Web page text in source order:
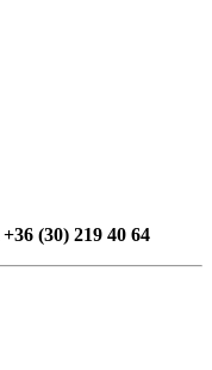
+36 (30) 219 40 64